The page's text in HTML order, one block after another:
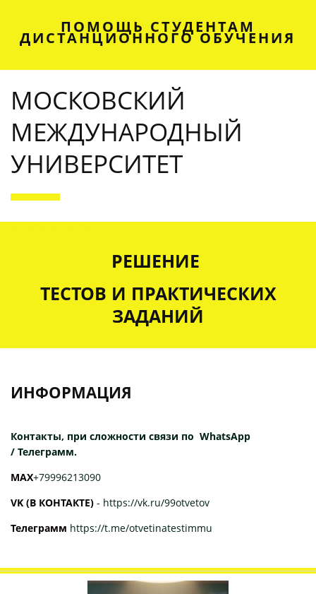
ПОМОЩЬ СТУДЕНТАМ
ДИСТАНЦИОННОГО ОБУЧЕНИЯ
МОСКОВСКИЙ
МЕЖДУНАРОДНЫЙ
УНИВЕРСИТЕТ
РЕШЕНИЕ
ТЕСТОВ И ПРАКТИЧЕСКИХ
ЗАДАНИЙ
ИНФОРМАЦИЯ
Контакты, при сложности связи по WhatsApp
/ Телеграмм.
МАХ+79996213090
VK (В КОНТАКТЕ) - https://vk.ru/99otvetov
Телеграмм https://t.me/otvetinatestimmu